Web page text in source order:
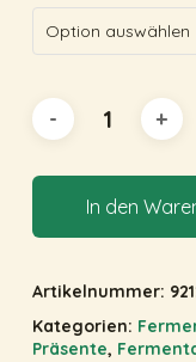
Option auswählen
In den
Artikelnummer:
Kategorien:
Präsente,